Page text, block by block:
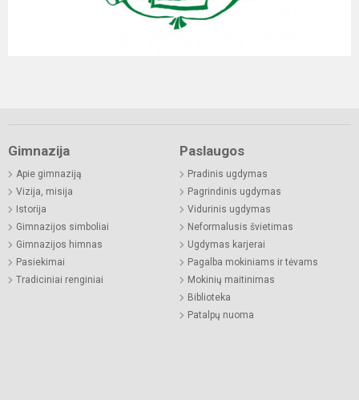
Gimnazija
Apie gimnaziją
Vizija, misija
Istorija
Gimnazijos simboliai
Gimnazijos himnas
Pasiekimai
Tradiciniai renginiai
Paslaugos
Pradinis ugdymas
Pagrindinis ugdymas
Vidurinis ugdymas
Neformalusis švietimas
Ugdymas karjerai
Pagalba mokiniams ir tėvams
Mokinių maitinimas
Biblioteka
Patalpų nuoma